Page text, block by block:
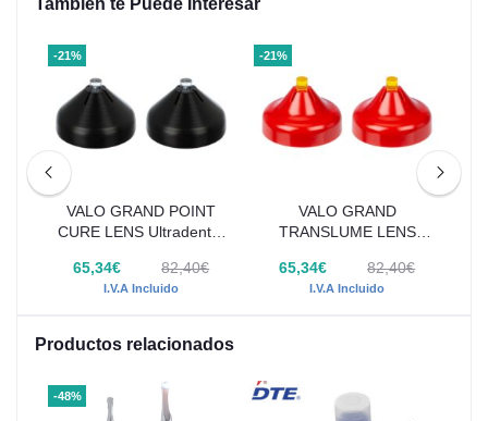
-21%
VALO GRAND POINT
CURE LENS Ultradent 2
65,34€
82,40€
I.V.A Incluido
-21%
VALO GRAND
TRANSLUME LENS
65,34€
82,40€
I.V.A Incluido
Productos relacionados
-48%